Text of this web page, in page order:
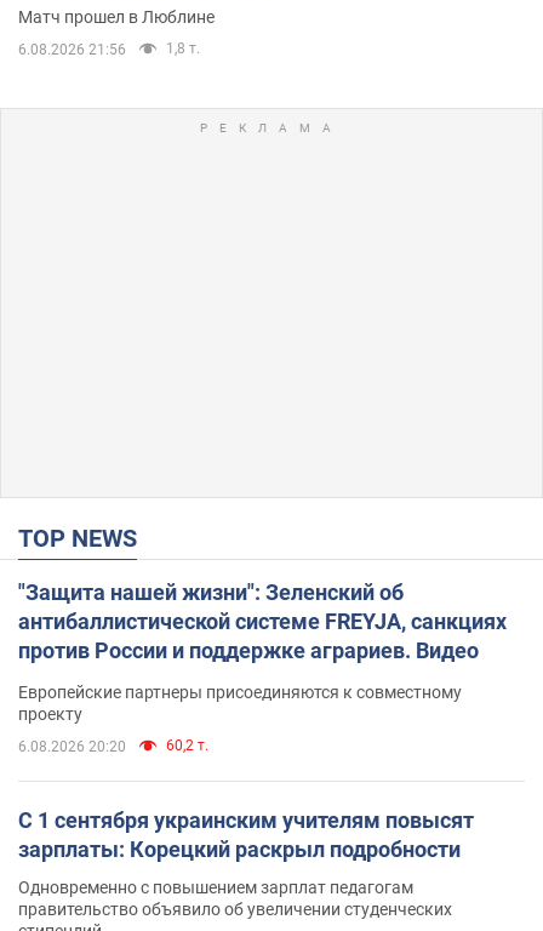
Матч прошел в Люблине
6.08.2026 21:56 1,8 т.
TOP NEWS
"Защита нашей жизни": Зеленский об
антибаллистической системе FREYJA, санкциях
против России и поддержке аграриев. Видео
Европейские партнеры присоединяются к совместному
проекту
6.08.2026 20:20 60,2 т.
С 1 сентября украинским учителям повысят
зарплаты: Корецкий раскрыл подробности
Одновременно с повышением зарплат педагогам
правительство объявило об увеличении студенческих